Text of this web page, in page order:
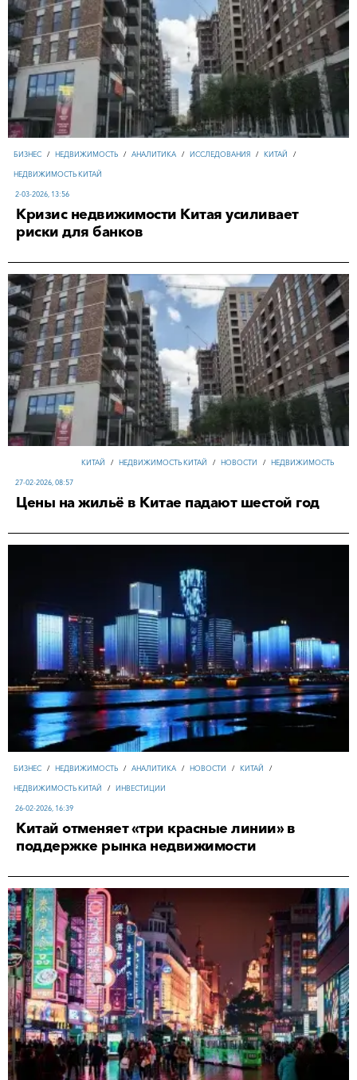
БИЗНЕС / НЕДВИЖИМОСТЬ / АНАЛИТИКА / ИССЛЕДОВАНИЯ / КИТАЙ /
НЕДВИЖИМОСТЬ КИТАЙ
2-03-2026, 13:56
Кризис недвижимости Китая усиливает
риски для банков
КИТАЙ / НЕДВИЖИМОСТЬ КИТАЙ / НОВОСТИ / НЕДВИЖИМОСТЬ
27-02-2026, 08:57
Цены на жильё в Китае падают шестой год
БИЗНЕС / НЕДВИЖИМОСТЬ / АНАЛИТИКА / НОВОСТИ / КИТАЙ /
НЕДВИЖИМОСТЬ КИТАЙ / ИНВЕСТИЦИИ
26-02-2026, 16:39
Китай отменяет «три красные линии» в
поддержке рынка недвижимости